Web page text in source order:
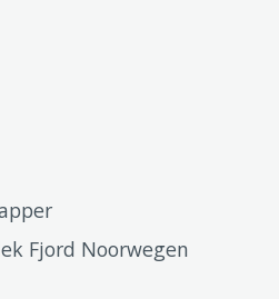
Fjord Noorwegen